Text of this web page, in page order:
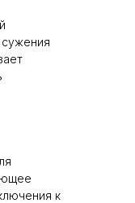
сужения
к